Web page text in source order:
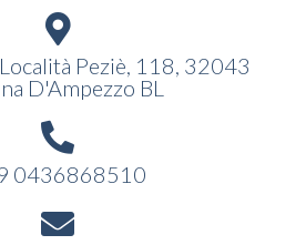
Peziè, 118, 32043
D'Ampezzo BL​
0436868510